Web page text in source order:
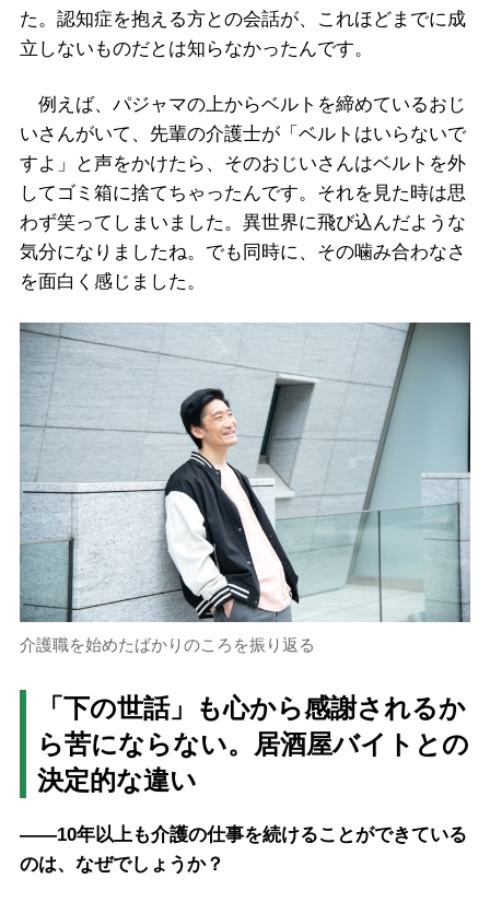
た。認知症を抱える方との会話が、これほどまでに成
立しないものだとは知らなかったんです。
例えば、パジャマの上からベルトを締めているおじ
いさんがいて、先輩の介護士が「ベルトはいらないで
すよ」と声をかけたら、そのおじいさんはベルトを外
してゴミ箱に捨てちゃったんです。それを見た時は思
わず笑ってしまいました。異世界に飛び込んだような
気分になりましたね。でも同時に、その噛み合わなさ
を面白く感じました。
介護職を始めたばかりのころを振り返る
「下の世話」も心から感謝されるか
ら苦にならない。居酒屋バイトとの
決定的な違い
――10年以上も介護の仕事を続けることができている
のは、なぜでしょうか？